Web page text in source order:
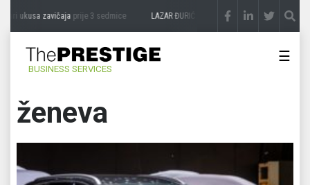
zavičajaprije 3 sedmice LAZAR ĐURIĆ: Promocija potencijal pretvara u
BUSINESS SERVICES
☰
ženeva